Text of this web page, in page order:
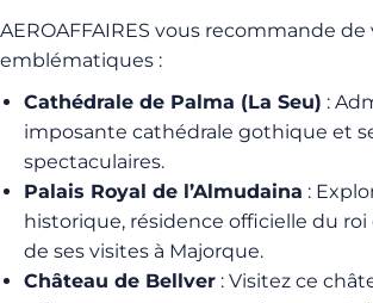
AEROAFFAIRES vous recommande
emblématiques :
Cathédrale de Palma (La Seu) :
imposante cathédrale gothique et
spectaculaires.
Palais Royal de l’Almudaina :
historique, résidence officielle du roi
de ses visites à Majorque.
Château de Bellver : Visitez ce